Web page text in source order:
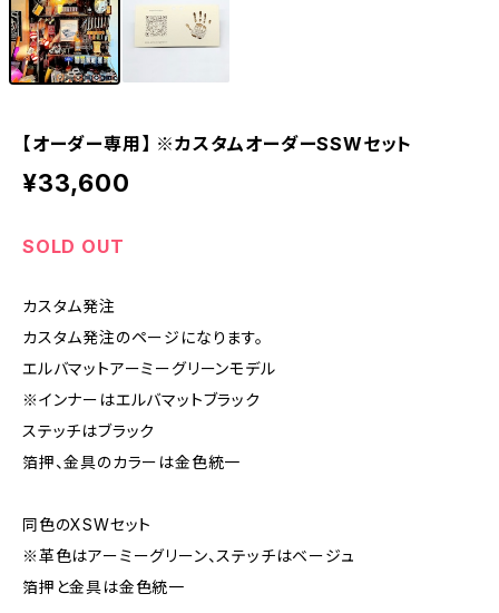
【オーダー専用】 ※カスタムオーダーSSWセット
¥33,600
SOLD OUT
カスタム発注
カスタム発注のページになります。
エルバマットアーミーグリーンモデル
※インナーはエルバマットブラック
ステッチはブラック
箔押、金具のカラーは金色統一
同色のXSWセット
※革色はアーミーグリーン、ステッチはベージュ
箔押と金具は金色統一